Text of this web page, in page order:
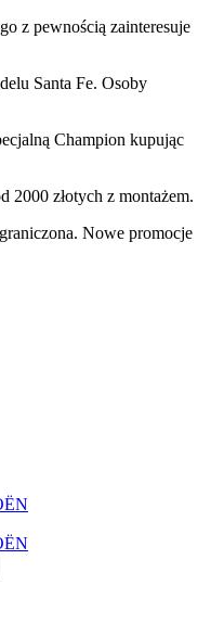
z pewnością zainteresuje
Santa Fe. Osoby
Champion kupując
2000 złotych z montażem.
Nowe promocje